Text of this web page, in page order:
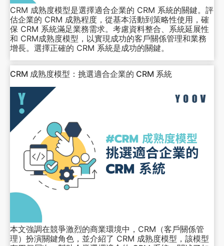
CRM 成熟度模型是選擇適合企業的 CRM 系統的關鍵。評
估企業的 CRM 成熟程度，從基本活動到策略性使用，確
保 CRM 系統滿足業務需求。考慮資料整合、系統延展性
和 CRM成熟度模型，以實現成功的客戶關係管理和業務
增長。選擇正確的 CRM 系統是成功的關鍵。
CRM 成熟度模型：挑選適合企業的 CRM 系統
本文強調在競爭激烈的商業環境中，CRM（客戶關係管
理）扮演關鍵角色，並介紹了 CRM 成熟度模型，該模型